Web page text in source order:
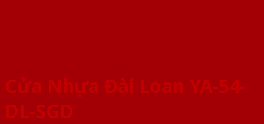
Cửa Nhựa Đài Loan YA-54-
DL-SGD